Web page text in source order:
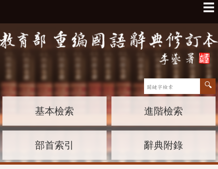
☰
基本檢索 進階檢索
部首索引 辭典附錄